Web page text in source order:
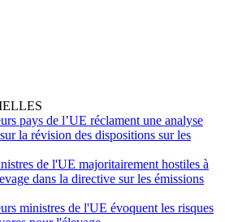
pays de l’UE réclament une analyse
la révision des dispositions sur les
de l'UE majoritairement hostiles à
dans la directive sur les émissions
ministres de l'UE évoquent les risques